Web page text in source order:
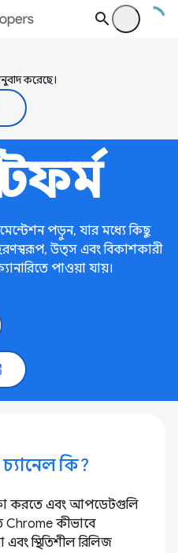
করেছে।
পড়ুন, যার মধ্যে কিছু
উত্স এবং বিকাশকারী
পাওয়া যায়।
কি?
করতে এবং আপডেটগুলি
কীভাবে
এবং স্থিতিশীল রিলিজ